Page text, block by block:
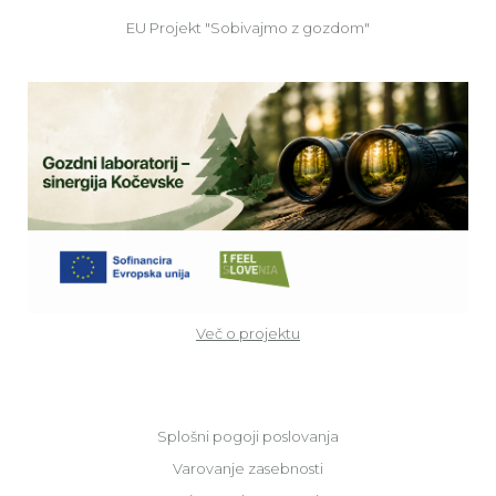
EU Projekt "Sobivajmo z gozdom"
Več o projektu
Splošni pogoji poslovanja
Varovanje zasebnosti